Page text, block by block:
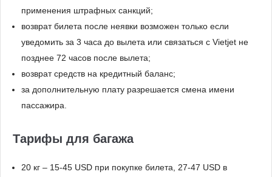
применения штрафных санкций;
возврат билета после неявки возможен только если
уведомить за 3 часа до вылета или связаться с Vietjet не
позднее 72 часов после вылета;
возврат средств на кредитный баланс;
за дополнительную плату разрешается смена имени
пассажира.
Тарифы для багажа
20 кг – 15-45 USD при покупке билета, 27-47 USD в